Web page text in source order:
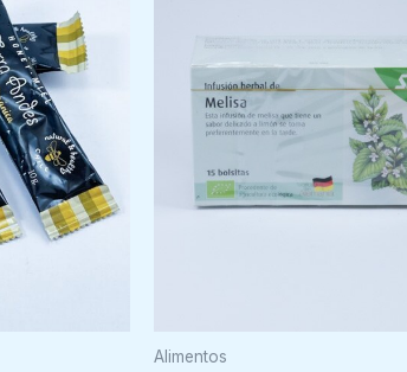
Alimentos